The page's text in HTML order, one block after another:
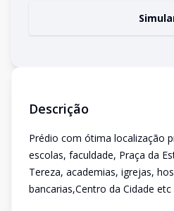
Descrição
Prédio com ótima localização
escolas, faculdade, Praça da
Tereza, academias, igrejas,
bancarias,Centro da Cidade etc